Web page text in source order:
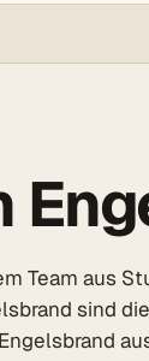
Team aus
sind